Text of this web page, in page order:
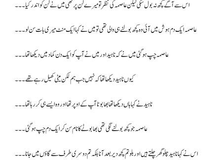
اس سے آگے کچھ نہ بول سکی لیکن عاصمہ کی نظر تو میرے لن پر تھی میں نے لن کو اندر کیا ۔۔۔
عاصمہ ایک دم ہوش میں آئی وہ کچھ بولنے ہی والی تھی تو میں نے کہا ایک منٹ میری بات سن لو۔۔۔
عاصمہ چپ ہو گئی میں نے کہ ناہید اور میں نے آپ کو ایک دن کماد میں دیکھا تھا۔۔۔
کیوں ناہید دیکھا تھا کہ نہیں جب ہم لکن میٹی کھیل رہے تھے۔۔۔
ناہید نے کہا ہاں دیکھا تھا بھا بوٹا آپ کے اوپر تھا اور وہ ایسے ہی کر رہا تھا۔۔۔
عاصمہ جو کچھ بولنے لگی تھی بھا بوٹے کا نام سن کر ایک دم چپ ہو گئی۔۔۔
اس نے کہا ناہید چلو گھر چلتے ہیں اور بلو تم کچھ دیر بعد آنا بلکہ تم دوسری طرف سے گاؤں میں جانا۔۔۔